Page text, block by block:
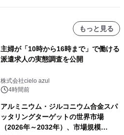
もっと見る
主婦が「10時から16時まで」で働ける
派遣求人の実態調査を公開
株式会社cielo azul
4時間前
アルミニウム・ジルコニウム合金スパ
ッタリングターゲットの世界市場
（2026年～2032年）、市場規模